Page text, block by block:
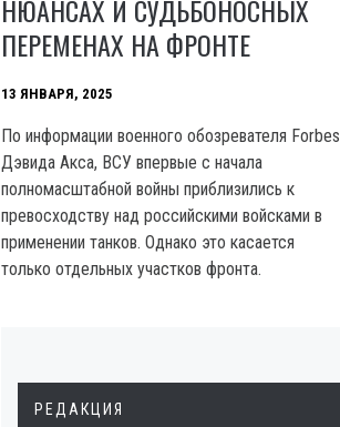
НЮАНСАХ И СУДЬБОНОСНЫХ
ПЕРЕМЕНАХ НА ФРОНТЕ
13 ЯНВАРЯ, 2025
По информации военного обозревателя Forbes
Дэвида Акса, ВСУ впервые с начала
полномасштабной войны приблизились к
превосходству над российскими войсками в
применении танков. Однако это касается
только отдельных участков фронта.
РЕДАКЦИЯ